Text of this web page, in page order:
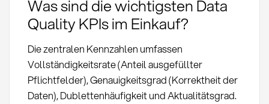
Was sind die wichtigsten Data
Quality KPIs im Einkauf?
Die zentralen Kennzahlen umfassen
Vollständigkeitsrate (Anteil ausgefüllter
Pflichtfelder), Genauigkeitsgrad (Korrektheit der
Daten), Dublettenhäufigkeit und Aktualitätsgrad.